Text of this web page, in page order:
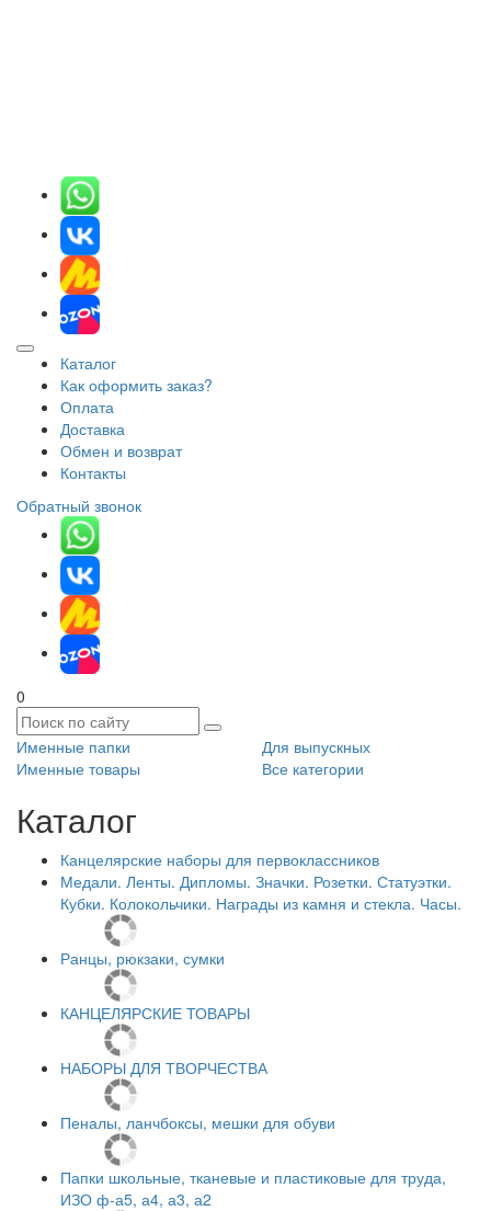
Каталог
Как оформить заказ?
Оплата
Доставка
Обмен и возврат
Контакты
Обратный звонок
0
Именные папки
Для выпускных
Именные товары
Все категории
Каталог
Канцелярские наборы для первоклассников
Медали. Ленты. Дипломы. Значки. Розетки. Статуэтки.
Кубки. Колокольчики. Награды из камня и стекла. Часы.
Ранцы, рюкзаки, сумки
КАНЦЕЛЯРСКИЕ ТОВАРЫ
НАБОРЫ ДЛЯ ТВОРЧЕСТВА
Пеналы, ланчбоксы, мешки для обуви
Папки школьные, тканевые и пластиковые для труда,
ИЗО ф-а5, а4, а3, а2